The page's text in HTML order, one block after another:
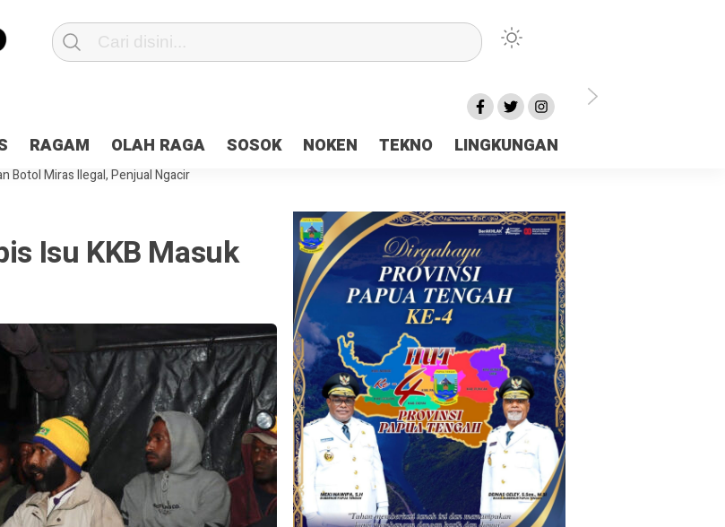
RAGAM OLAH RAGA SOSOK NOKEN TEKNO LINGKUNGAN
Kota Jayapura
Pesan Sejuk Polri di Deklarasi Pemilu Ceria Tanah Papua
Hibah Pilkada Jayapura Cair 10 Persen, Deposit Kas Daerah Rp23 Miliar Disorot
Botol Miras Ilegal, Penjual Ngacir
Isu KKB Masuk